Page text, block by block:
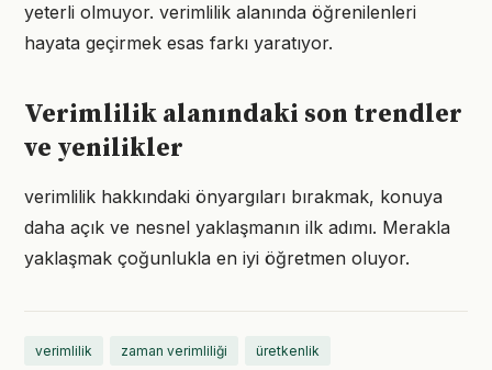
yeterli olmuyor. verimlilik alanında öğrenilenleri
hayata geçirmek esas farkı yaratıyor.
Verimlilik alanındaki son trendler
ve yenilikler
verimlilik hakkındaki önyargıları bırakmak, konuya
daha açık ve nesnel yaklaşmanın ilk adımı. Merakla
yaklaşmak çoğunlukla en iyi öğretmen oluyor.
verimlilik zaman verimliliği üretkenlik